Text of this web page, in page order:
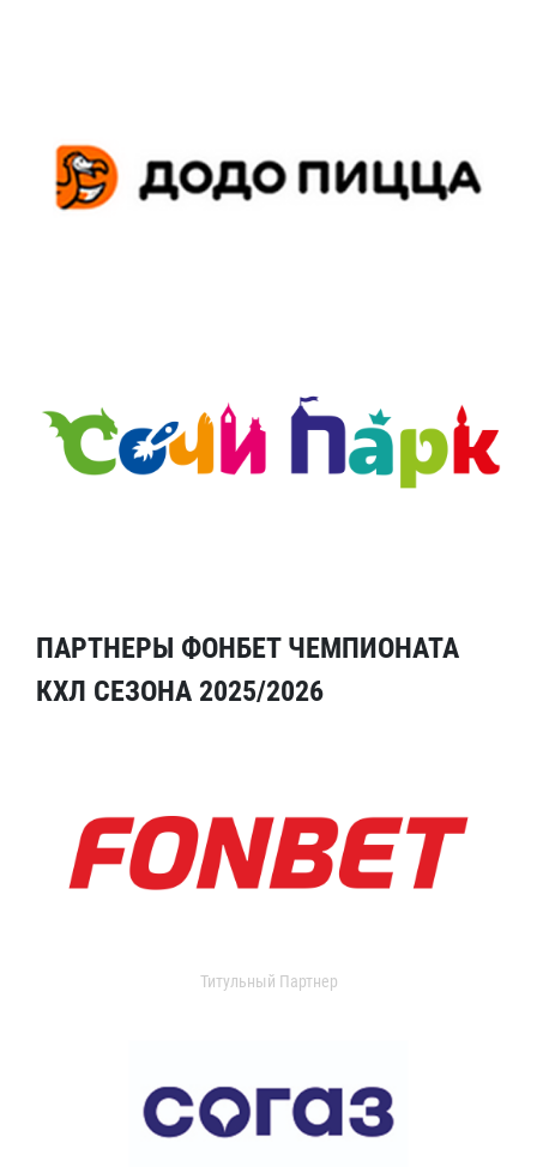
ПАРТНЕРЫ ФОНБЕТ ЧЕМПИОНАТА
КХЛ СЕЗОНА 2025/2026
Титульный Партнер